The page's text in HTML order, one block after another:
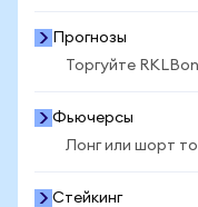
Прогнозы
Торгуйте
Фьючерсы
Лонг или шорт
Стейкинг